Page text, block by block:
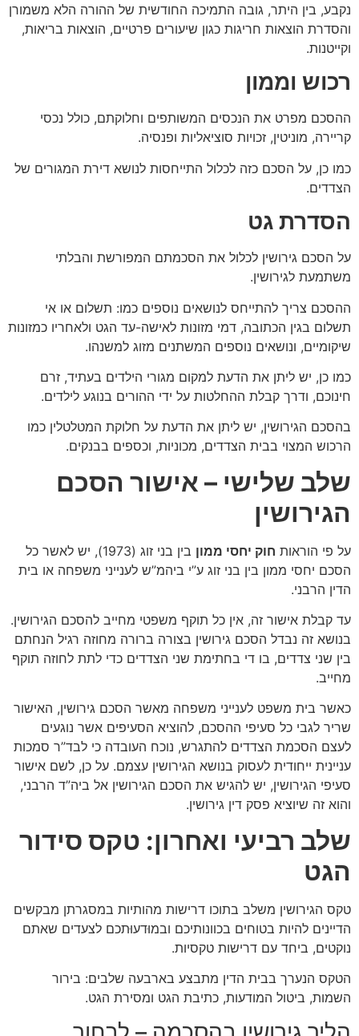
נקבע, בין היתר, גובה התמיכה החודשית של ההורה הלא משמורן
והסדרת הוצאות חריגות כגון שיעורים פרטיים, הוצאות בריאות,
וקייטנות.
רכוש וממון
ההסכם מפרט את הנכסים המשותפים וחלוקתם, כולל נכסי
קריירה, מוניטין, זכויות סוציאליות ופנסיה.
כמו כן, על הסכם כזה לכלול התייחסות לנושא דירת המגורים של
הצדדים.
הסדרת גט
על הסכם גירושין לכלול את הסכמתם המפורשת והבלתי
משתמעת לגירושין.
ההסכם צריך להתייחס לנושאים נוספים כמו: תשלום או אי
תשלום בגין הכתובה, דמי מזונות לאישה-עד הגט ולאחריו כמזונות
שיקומיים, ונושאים נוספים המשתנים מזוג למשנהו.
כמו כן, יש ליתן את הדעת למקום מגורי הילדים בעתיד, זרם
חינוכם, ודרך קבלת ההחלטות על ידי ההורים בנוגע לילדים.
בהסכם הגירושין, יש ליתן את הדעת על חלוקת המטלטלין כמו
הרכוש המצוי בבית הצדדים, מכוניות, וכספים בבנקים.
שלב שלישי – אישור הסכם
הגירושין
על פי הוראות חוק יחסי ממון
בין בני זוג (1973), יש לאשר כל
הסכם יחסי ממון בין בני זוג ע”י ביהמ”ש לענייני משפחה או בית
הדין הרבני.
עד קבלת אישור זה, אין כל תוקף משפטי מחייב להסכם הגירושין.
בנושא זה נבדל הסכם גירושין בצורה ברורה מחוזה רגיל הנחתם
בין שני צדדים, בו די בחתימת שני הצדדים כדי לתת לחוזה תוקף
מחייב.
כאשר בית משפט לענייני משפחה מאשר הסכם גירושין, האישור
שריר לגבי כל סעיפי ההסכם, להוציא הסעיפים אשר נוגעים
לעצם הסכמת הצדדים להתגרש, נוכח העובדה כי לבד”ר סמכות
עניינית ייחודית לעסוק בנושא הגירושין עצמם. על כן, לשם אישור
סעיפי הגירושין, יש להגיש את הסכם הגירושין אל ביה”ד הרבני,
והוא זה שיוציא פסק דין גירושין.
שלב רביעי ואחרון: טקס סידור
הגט
טקס הגירושין משלב בתוכו דרישות מהותיות במסגרתן מבקשים
הדיינים להיות בטוחים בכוונותיכם ובמוּדעוּתכם לצעדים שאתם
נוקטים, ביחד עם דרישות טקסיות.
הטקס הנערך בבית הדין מתבצע בארבעה שלבים: בירור
השמות, ביטול המודעות, כתיבת הגט ומסירת הגט.